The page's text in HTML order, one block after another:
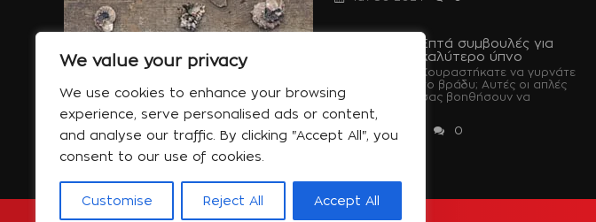
We value your privacy
We use cookies to enhance your browsing
experience, serve personalised ads or content,
and analyse our traffic. By clicking "Accept All", you
consent to our use of cookies.
Customise Reject All Accept All
Ειδικές Προσφορές
Περισσότερα....
Επτά συμβουλές για
καλύτερο ύπνο
Κουραστήκατε να γυρνάτε
το βράδυ; Αυτές οι απλές
συμβουλές θα σας βοηθήσουν να
κοιμάστε...
Ιαν 06 2023
0